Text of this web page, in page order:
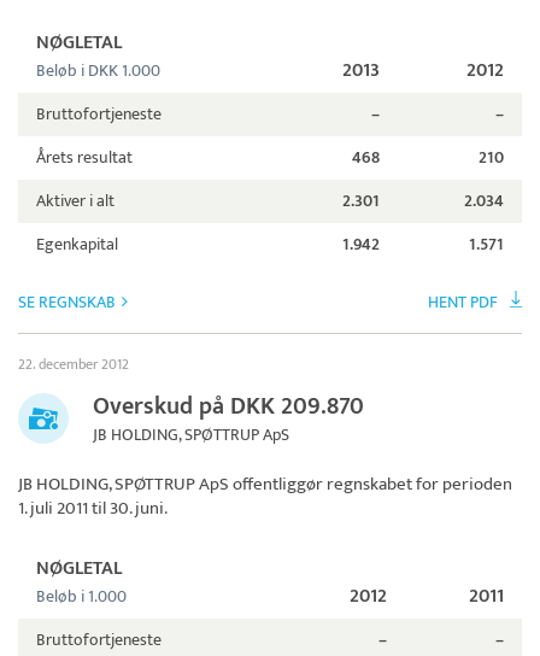
NØGLETAL
Beløb i DKK 1.000 2013 2012
Bruttofortjeneste –
–
Årets resultat
468
210
Aktiver i alt
2.301
2.034
Egenkapital
1.942 1.571
SE REGNSKAB HENT PDF
22. december 2012
Overskud på DKK 209.870
JB HOLDING, SPØTTRUP ApS
JB HOLDING, SPØTTRUP ApSoffentliggør regnskabet for perioden
1. juli 2011 til 30. juni.
NØGLETAL
Beløb i 1.000 2012 2011
Bruttofortjeneste –
–